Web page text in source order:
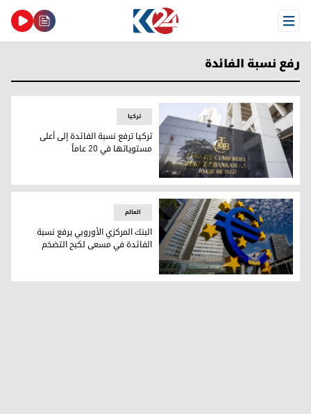
Open Menu
رفع نسبة الفائدة
البنك المركزي التركي
ترکیا
تركيا ترفع نسبة الفائدة إلى أعلى
مستوياتها في 20 عاماً
البنك المركزي الأوروبي
العالم
البنك المركزي الأوروبي يرفع نسبة
الفائدة في مسعى لكبح التضخم